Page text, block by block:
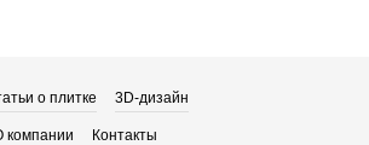
о плитке 3D-дизайн
компании Контакты